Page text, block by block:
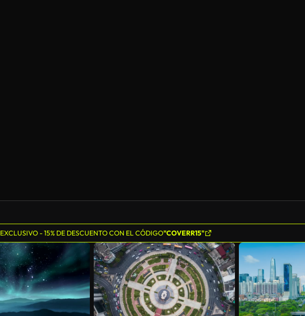
EXCLUSIVO - 15% DE DESCUENTO CON EL CÓDIGO"COVERR15"